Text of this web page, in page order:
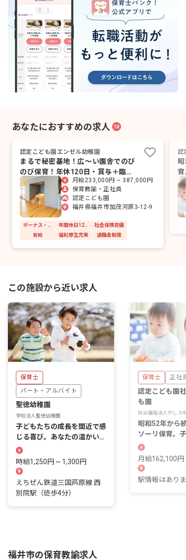
あなたにおすすめの求人 10
認定こども園エンゼル幼稚園
まるで秘密基地！広～い園舎でのび
のび保育！年休120日・賞与＋臨時
賞与
月給233,000円 ~ 387,000円
保育教諭・正社員
認定こども園
福井県福井市加茂河原3-12-9
社会保険完備
有給
福利厚生充実 退職金制度
認
この施設から近い求人
保育士
パート・アルバイト
聖徳幼稚園
学校法人聖徳幼稚園
子どもたちの成長を間近で感
じる喜び。あなたの温かい手
で、未来を育みませんか？
時給1,250円 ~ 1,300円
えちぜん鉄道三国芦原線 西
別院駅（徒歩4分）
保育士 正社員
認定こども園
も園
社会福祉法人やしろ
昭和52年から
ソーリ保育。
的な活動」を
く。
月給162,100円 ~
駅情報はありま
福井市の保育教諭求人